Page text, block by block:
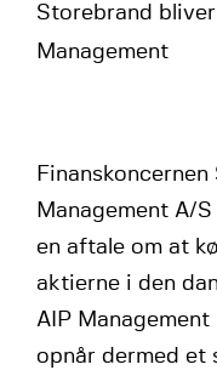
Storebrand
Management
Management A/
en aftale om at
aktierne i den
AIP Management
opnår dermed et